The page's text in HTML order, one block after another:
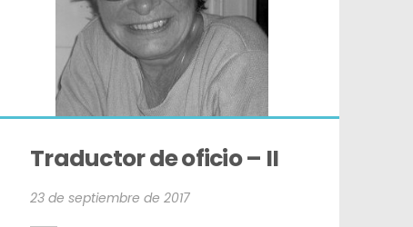
Traductor de oficio – II
23 de septiembre de 2017